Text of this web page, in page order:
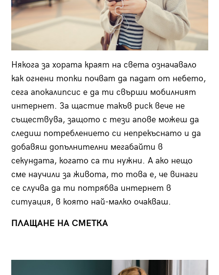
Някога за хората краят на света означавало
как огнени топки почват да падат от небето,
сега апокалипсис е да ти свърши мобил­ният
интернет. За щастие такъв риск вече не
съществува, защото с тези апове можеш да
следиш потреблението си непрекъснато и да
добавяш допълнителни мегабайти в
секундата, когато са ти нужни. А ако нещо
сме научили за живота, то това е, че винаги
се случва да ти потрябва интернет в
ситуация, в която най-малко очакваш.
ПЛАЩАНЕ НА СМЕТКА